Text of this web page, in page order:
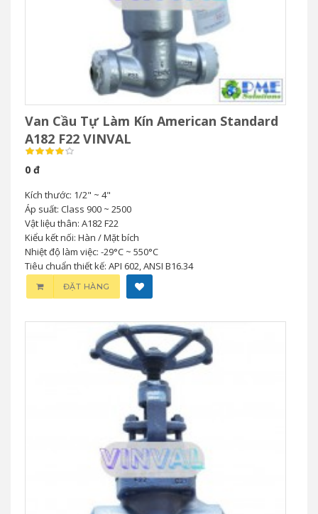
Van Cầu Tự Làm Kín American Standard
A182 F22 VINVAL
0 đ
Kích thước: 1/2" ~ 4"
Áp suất: Class 900 ~ 2500
Vật liệu thân: A182 F22
Kiểu kết nối: Hàn / Mặt bích
Nhiệt độ làm việc: -29°C ~ 550°C
Tiêu chuẩn thiết kế: API 602, ANSI B16.34
ĐẶT HÀNG